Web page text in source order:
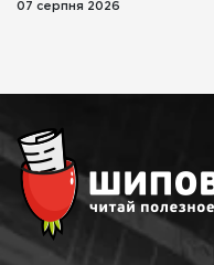
07 серпня 2026